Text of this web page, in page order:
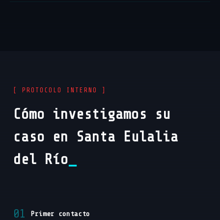
[ PROTOCOLO INTERNO ]
Cómo investigamos su
caso en Santa Eulalia
del Río
01 Primer contacto